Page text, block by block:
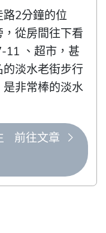
2分鐘的位
從房間往下看
11 、超市，甚
淡水老街步行
非常棒的淡水
前往文章